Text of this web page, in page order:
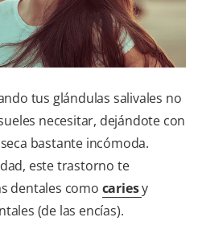
DÓNDE COMPRAR
VE (ES)
tus glándulas salivales no
necesitar, dejándote con
bastante incómoda.
este trastorno te
dentales como cariesy
(de las encías).